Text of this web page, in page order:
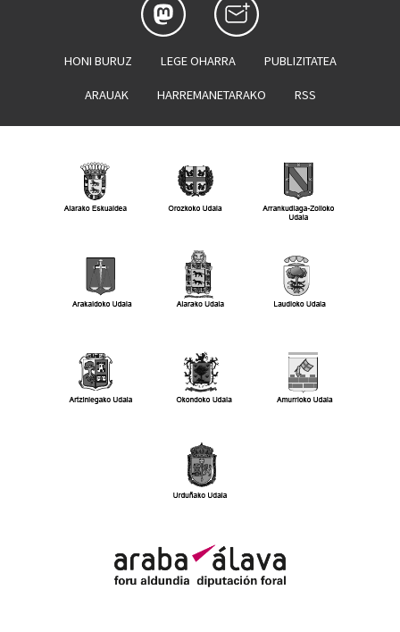
HONI BURUZ LEGE OHARRA PUBLIZITATEA
ARAUAK HARREMANETARAKO RSS